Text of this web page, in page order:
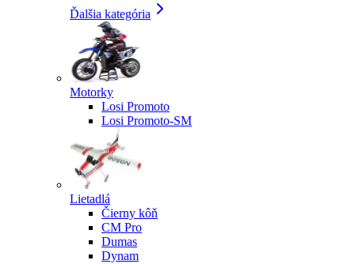
Ďalšia kategória
Motorky
Losi Promoto
Losi Promoto-SM
Lietadlá
Čierny kôň
CM Pro
Dumas
Dynam